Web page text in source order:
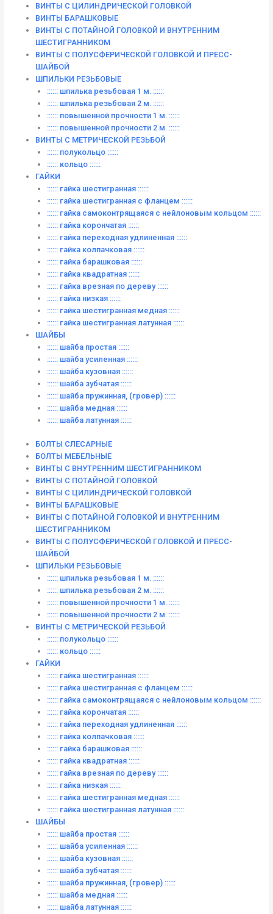
ВИНТЫ С ЦИЛИНДРИЧЕСКОЙ ГОЛОВКОЙ
ВИНТЫ БАРАШКОВЫЕ
ВИНТЫ С ПОТАЙНОЙ ГОЛОВКОЙ И ВНУТРЕННИМ
ШЕСТИГРАННИКОМ
ВИНТЫ С ПОЛУСФЕРИЧЕСКОЙ ГОЛОВКОЙ И ПРЕСС-
ШАЙБОЙ
ШПИЛЬКИ РЕЗЬБОВЫЕ
:::::: шпилька резьбовая 1 м. ::::::
:::::: шпилька резьбовая 2 м. ::::::
:::::: повышенной прочности 1 м. ::::::
:::::: повышенной прочности 2 м. ::::::
ВИНТЫ C МЕТРИЧЕСКОЙ РЕЗЬБОЙ
:::::: полукольцо ::::::
:::::: кольцо ::::::
ГАЙКИ
:::::: гайка шестигранная ::::::
:::::: гайка шестигранная с фланцем ::::::
:::::: гайка самоконтрящаяся с нейлоновым кольцом ::::::
:::::: гайка корончатая ::::::
:::::: гайка переходная удлиненная ::::::
:::::: гайка колпачковая ::::::
:::::: гайка барашковая ::::::
:::::: гайка квадратная ::::::
:::::: гайка врезная по дереву ::::::
:::::: гайка низкая ::::::
:::::: гайка шестигранная медная ::::::
:::::: гайка шестигранная латунная ::::::
ШАЙБЫ
:::::: шайба простая ::::::
:::::: шайба усиленная ::::::
:::::: шайба кузовная ::::::
:::::: шайба зубчатая ::::::
:::::: шайба пружинная, (гровер) ::::::
:::::: шайба медная ::::::
:::::: шайба латунная ::::::
БОЛТЫ СЛЕСАРНЫЕ
БОЛТЫ МЕБЕЛЬНЫЕ
ВИНТЫ С ВНУТРЕННИМ ШЕСТИГРАННИКОМ
ВИНТЫ С ПОТАЙНОЙ ГОЛОВКОЙ
ВИНТЫ С ЦИЛИНДРИЧЕСКОЙ ГОЛОВКОЙ
ВИНТЫ БАРАШКОВЫЕ
ВИНТЫ С ПОТАЙНОЙ ГОЛОВКОЙ И ВНУТРЕННИМ
ШЕСТИГРАННИКОМ
ВИНТЫ С ПОЛУСФЕРИЧЕСКОЙ ГОЛОВКОЙ И ПРЕСС-
ШАЙБОЙ
ШПИЛЬКИ РЕЗЬБОВЫЕ
:::::: шпилька резьбовая 1 м. ::::::
:::::: шпилька резьбовая 2 м. ::::::
:::::: повышенной прочности 1 м. ::::::
:::::: повышенной прочности 2 м. ::::::
ВИНТЫ C МЕТРИЧЕСКОЙ РЕЗЬБОЙ
:::::: полукольцо ::::::
:::::: кольцо ::::::
ГАЙКИ
:::::: гайка шестигранная ::::::
:::::: гайка шестигранная с фланцем ::::::
:::::: гайка самоконтрящаяся с нейлоновым кольцом ::::::
:::::: гайка корончатая ::::::
:::::: гайка переходная удлиненная ::::::
:::::: гайка колпачковая ::::::
:::::: гайка барашковая ::::::
:::::: гайка квадратная ::::::
:::::: гайка врезная по дереву ::::::
:::::: гайка низкая ::::::
:::::: гайка шестигранная медная ::::::
:::::: гайка шестигранная латунная ::::::
ШАЙБЫ
:::::: шайба простая ::::::
:::::: шайба усиленная ::::::
:::::: шайба кузовная ::::::
:::::: шайба зубчатая ::::::
:::::: шайба пружинная, (гровер) ::::::
:::::: шайба медная ::::::
:::::: шайба латунная ::::::